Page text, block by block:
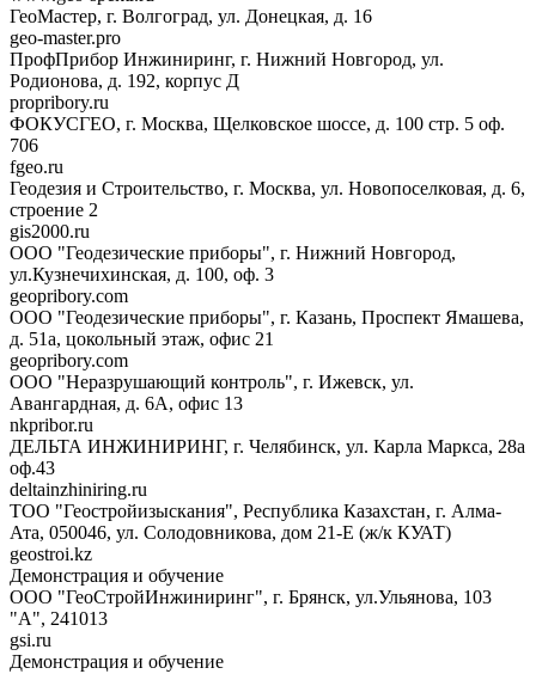
ГеоМастер, г. Волгоград, ул. Донецкая, д. 16
geo-master.pro
ПрофПрибор Инжиниринг, г. Нижний Новгород, ул.
Родионова, д. 192, корпус Д
propribory.ru
ФОКУСГЕО, г. Москва, Щелковское шоссе, д. 100 стр. 5 оф.
706
fgeo.ru
Геодезия и Строительство, г. Москва, ул. Новопоселковая, д. 6,
строение 2
gis2000.ru
ООО "Геодезические приборы", г. Нижний Новгород,
ул.Кузнечихинская, д. 100, оф. 3
geopribory.com
ООО "Геодезические приборы", г. Казань, Проспект Ямашева,
д. 51а, цокольный этаж, офис 21
geopribory.com
ООО "Неразрушающий контроль", г. Ижевск, ул.
Авангардная, д. 6A, офис 13
nkpribor.ru
ДЕЛЬТА ИНЖИНИРИНГ, г. Челябинск, ул. Карла Маркса, 28а
оф.43
deltainzhiniring.ru
ТОО "Геостройизыскания", Республика Казахстан, г. Алма-
Ата, 050046, ул. Солодовникова, дом 21-Е (ж/к КУАТ)
geostroi.kz
Демонстрация и обучение
ООО "ГеоСтройИнжиниринг", г. Брянск, ул.Ульянова, 103
"А", 241013
gsi.ru
Демонстрация и обучение